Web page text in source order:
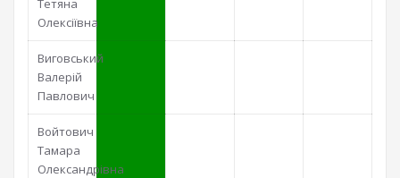
Тетяна
Олексіївна
Виговський
Валерій
Павлович
Войтович
Тамара
Олександрівна